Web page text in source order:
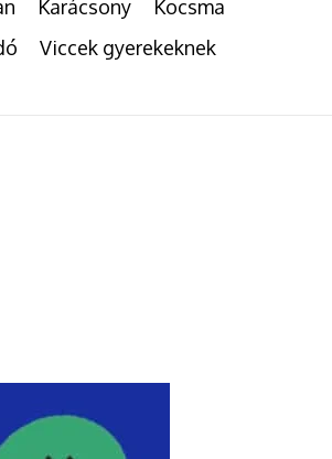
Karácsony
Kocsma
Viccek gyerekeknek